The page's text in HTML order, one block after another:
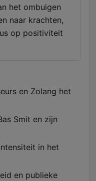
het ombuigen
naar krachten,
op positiviteit
en Zolang het
Smit en zijn
in het
en publieke